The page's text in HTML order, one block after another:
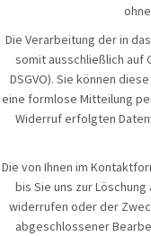
Die Verarbeitung der in
somit ausschließlich auf
DSGVO). Sie können
eine formlose Mitteilung
Widerruf erfolgten
Die von Ihnen im
bis Sie uns zur
widerrufen oder der
abgeschlossener